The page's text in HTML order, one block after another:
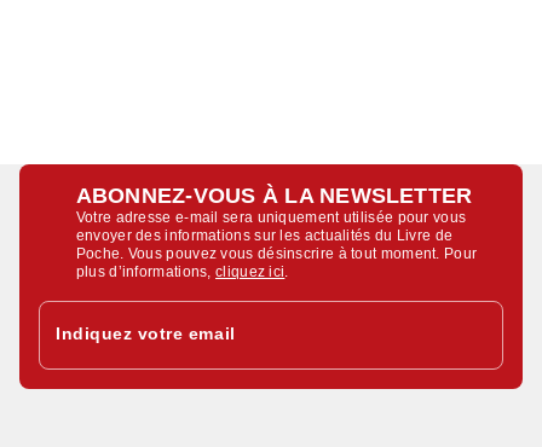
ABONNEZ-VOUS À LA NEWSLETTER
Votre adresse e-mail sera uniquement utilisée pour vous
envoyer des informations sur les actualités du Livre de
Poche. Vous pouvez vous désinscrire à tout moment. Pour
plus d’informations,cliquez ici
Indiquez votre email